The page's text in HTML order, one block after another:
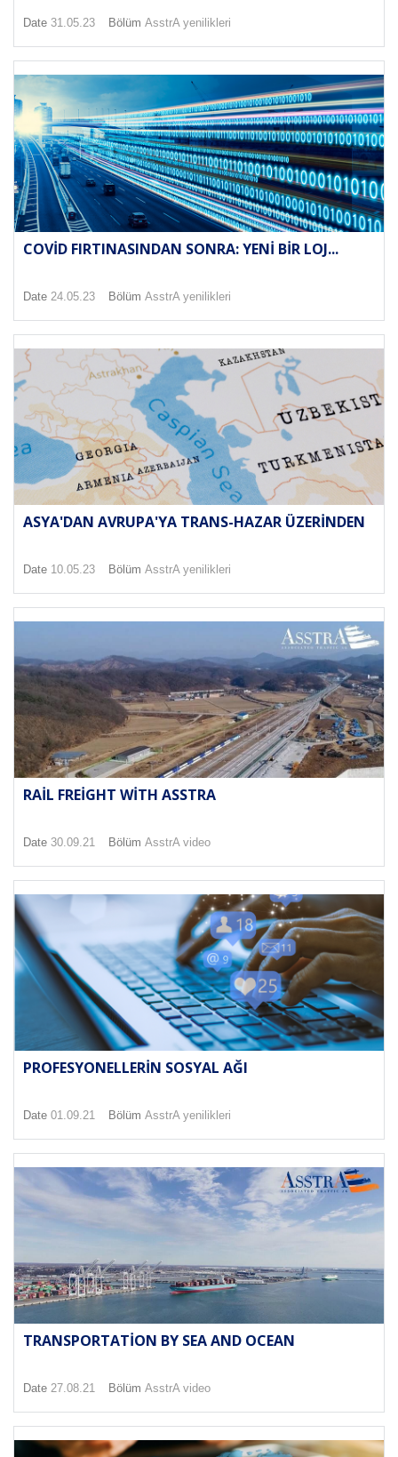
Date 31.05.23 Bölüm AsstrA yenilikleri
COVID FIRTINASINDAN SONRA: YENI BIR LOJ...
Date 24.05.23 Bölüm AsstrA yenilikleri
ASYA'DAN AVRUPA'YA TRANS-HAZAR ÜZERINDEN
Date 10.05.23 Bölüm AsstrA yenilikleri
RAIL FREIGHT WITH ASSTRA
Date 30.09.21 Bölüm AsstrA video
PROFESYONELLERIN SOSYAL AĞI
Date 01.09.21 Bölüm AsstrA yenilikleri
TRANSPORTATION BY SEA AND OCEAN
Date 27.08.21 Bölüm AsstrA video